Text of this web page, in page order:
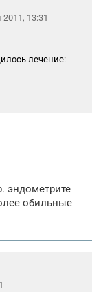
13:31
лечение:
эндометрите
обильные